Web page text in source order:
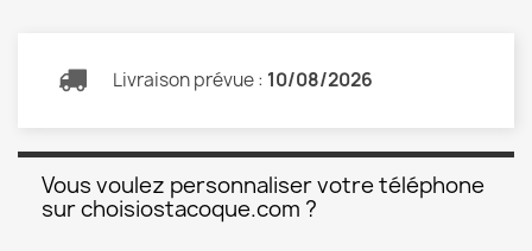
Livraison prévue : 10/08/2026
Vous voulez personnaliser votre téléphone
sur choisiostacoque.com ?